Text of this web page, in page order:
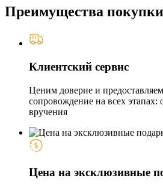
Преимущества покупки
Клиентский сервис
Ценим доверие и
сопровождение на всех
вручения
Цена на эксклюзивные